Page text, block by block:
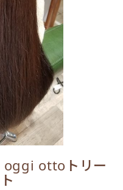
oggi ottoトリー